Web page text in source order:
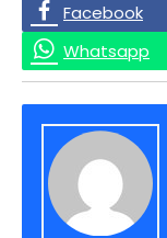
Facebook
Whatsapp